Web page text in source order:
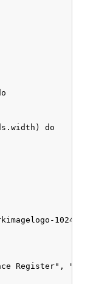
do
Register",